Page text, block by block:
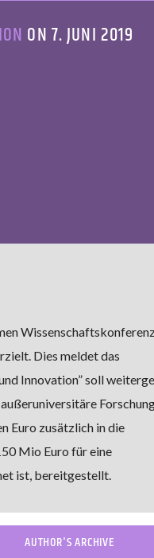
ON 7. JUNI 2019
Dies meldet das
Innovation” soll
Euro zusätzlich in die
Mio Euro für eine
ist, bereitgestellt.
AUTHOR'S ARCHIVE